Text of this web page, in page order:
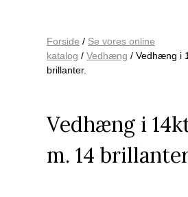
Forside / Se vores online
katalog / Vedhæng / Vedhæng i
brillanter.
Vedhæng i
m. 14